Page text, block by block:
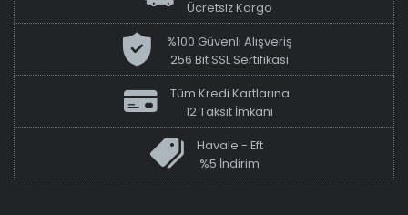
Ücretsiz Kargo
%100 Güvenli Alışveriş
256 Bit SSL Sertifikası
Tüm Kredi Kartlarına
12 Taksit İmkanı
Havale - Eft
%5 İndirim